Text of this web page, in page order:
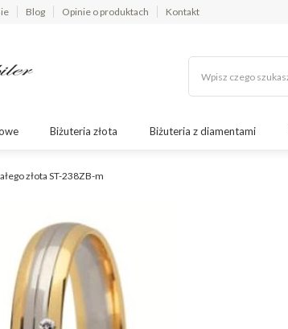
Blog Opinie o produktach Kontakt
Biżuteria złota Biżuteria z diamentami
złota ST-238ZB-m